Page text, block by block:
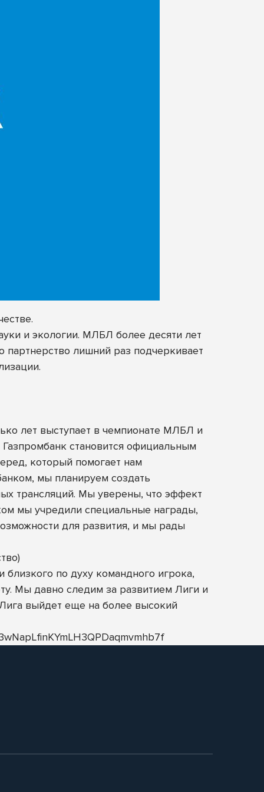
и экологии. МЛБЛ более десяти лет
партнерство лишний раз подчеркивает
лет выступает в чемпионате МЛБЛ и
становится официальным
который помогает нам
мы планируем создать
трансляций. Мы уверены, что эффект
мы учредили специальные награды,
для развития, и мы рады
по духу командного игрока,
Мы давно следим за развитием Лиги и
выйдет еще на более высокий